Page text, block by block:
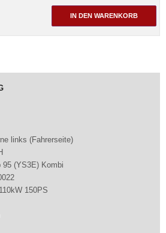
IN DEN WARENKORB
links (Fahrerseite)
95 (YS3E) Kombi
150PS